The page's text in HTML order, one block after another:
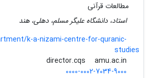
مطالعات قرآنی
استاد، دانشگاه علیگر مسلم، دهلی، هند
k-a-nizami-centre-for-quranic-
studies
amu.ac.in
0000-0002-7034-9000